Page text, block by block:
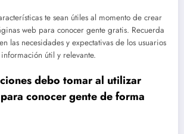
te sean útiles al momento de crear
web para conocer gente gratis. Recuerda
las necesidades y expectativas de los usuarios
útil y relevante.
debo tomar al utilizar
conocer gente de forma